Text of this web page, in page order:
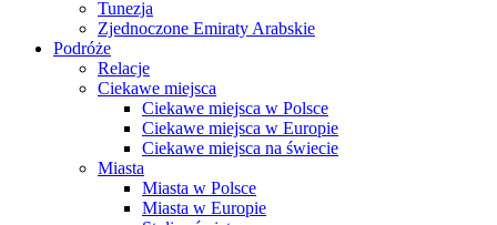
Tunezja
Zjednoczone Emiraty Arabskie
Podróże
Relacje
Ciekawe miejsca
Ciekawe miejsca w Polsce
Ciekawe miejsca w Europie
Ciekawe miejsca na świecie
Miasta
Miasta w Polsce
Miasta w Europie